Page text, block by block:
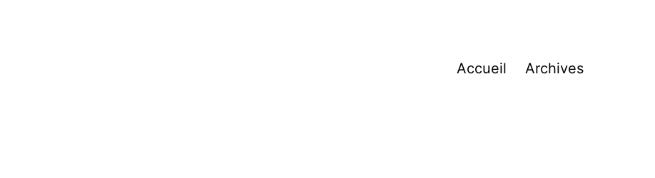
Accueil Archives